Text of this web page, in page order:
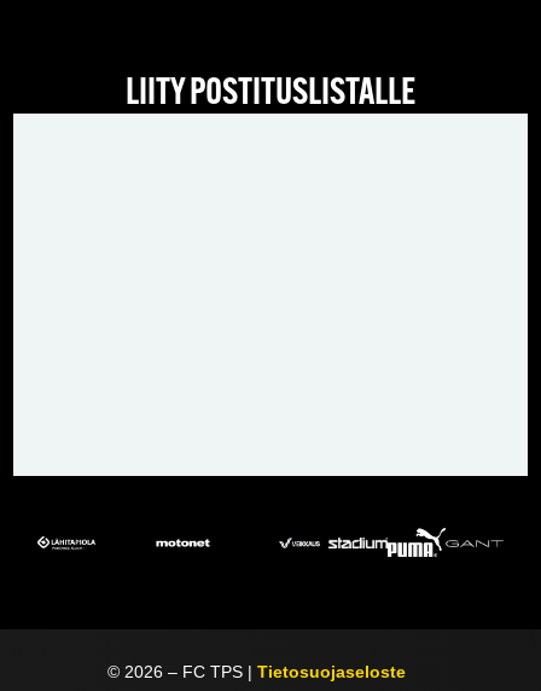
LIITY POSTITUSLISTALLE
© 2026 – FC TPS |Tietosuojaseloste